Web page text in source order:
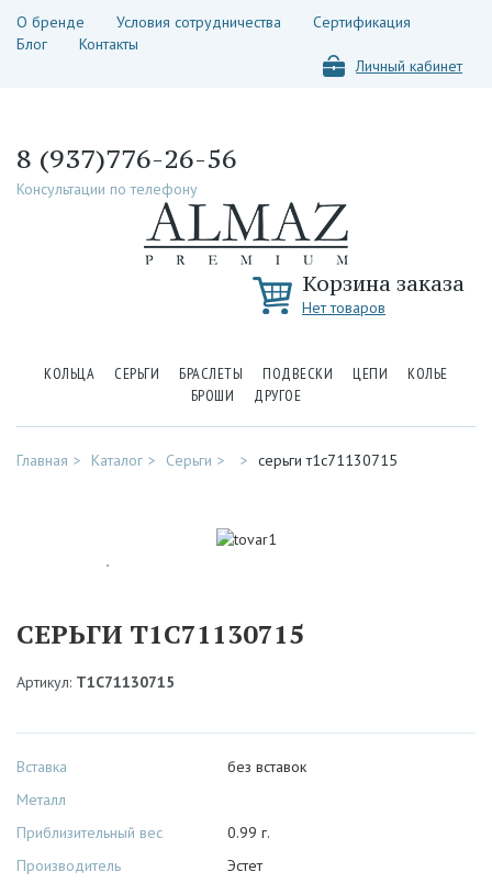
О бренде Условия сотрудничества
Сертификация
Блог
Контакты
Личный кабинет
8 (937)776-26-56
Консультации по телефону
Корзина заказа
Нет товаров
КОЛЬЦА СЕРЬГИ БРАСЛЕТЫ ПОДВЕСКИ ЦЕПИ
КОЛЬЕ
БРОШИ
ДРУГОЕ
Главная Каталог Серьги серьги т1с71130715
СЕРЬГИ Т1С71130715
Артикул: Т1С71130715
Вставка
Металл
Приблизительный вес
Производитель
без вставок
0.99 г.
Эстет